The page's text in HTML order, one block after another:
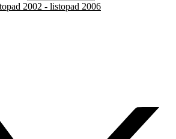
2002 - listopad 2006